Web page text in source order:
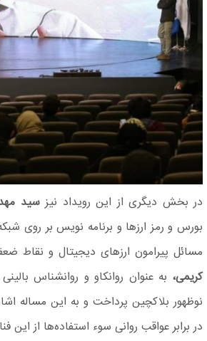
در بخش دیگری از این رویداد نیزسید
بورس و رمز ارزها و برنامه نویس بر روی
مسائل پیرامون ارزهای دیجیتال و
کریمی‌، به عنوان روانکاو و روانشناس
نوظهور بلاکچین پرداخت و به این مساله
در برابر عواقب روانی سوء استفاده‌ها از این